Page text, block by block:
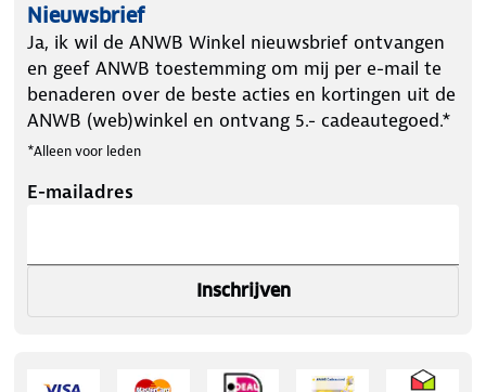
Nieuwsbrief
Ja, ik wil de ANWB Winkel nieuwsbrief ontvangen
en geef ANWB toestemming om mij per e-mail te
benaderen over de beste acties en kortingen uit de
ANWB (web)winkel en ontvang 5.- cadeautegoed.*
*Alleen voor leden
E-mailadres
Inschrijven